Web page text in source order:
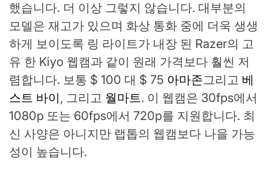
했습니다. 더 이상 그렇지 않습니다. 대부분의
모델은 재고가 있으며 화상 통화 중에 더욱 생생
하게 보이도록 링 라이트가 내장 된 Razer의 고
유 한 Kiyo 웹캠과 같이 원래 가격보다 훨씬 저
렴합니다. 보통 $ 100 대 $ 75 아마존그리고 베
스트 바이, 그리고 월마트. 이 웹캠은 30fps에서
1080p 또는 60fps에서 720p를 지원합니다. 최
신 사양은 아니지만 랩톱의 웹캠보다 나을 가능
성이 높습니다.